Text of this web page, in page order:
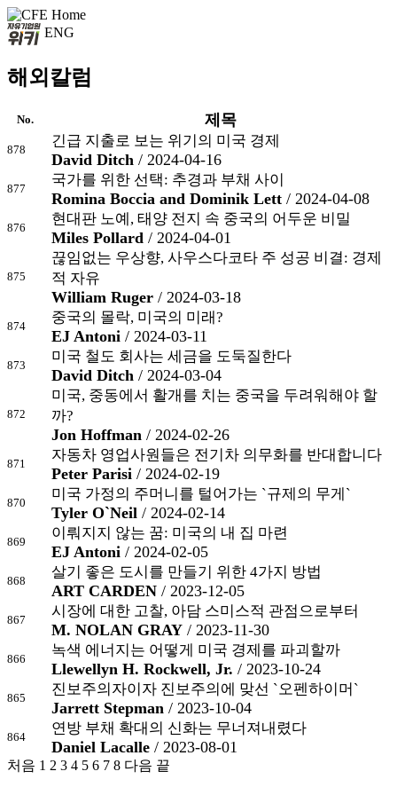
ENG
해외칼럼
No. 제목
878
긴급 지출로 보는 위기의 미국 경제
David Ditch / 2024-04-16
877
국가를 위한 선택: 추경과 부채 사이
Romina Boccia and Dominik Lett / 2024-04-08
876
현대판 노예, 태양 전지 속 중국의 어두운 비밀
Miles Pollard / 2024-04-01
875
끊임없는 우상향, 사우스다코타 주 성공 비결: 경제
적 자유
William Ruger / 2024-03-18
874
중국의 몰락, 미국의 미래?
EJ Antoni / 2024-03-11
873
미국 철도 회사는 세금을 도둑질한다
David Ditch / 2024-03-04
872
미국, 중동에서 활개를 치는 중국을 두려워해야 할
까?
Jon Hoffman / 2024-02-26
871
자동차 영업사원들은 전기차 의무화를 반대합니다
Peter Parisi / 2024-02-19
870
미국 가정의 주머니를 털어가는 `규제의 무게`
Tyler O`Neil / 2024-02-14
869
이뤄지지 않는 꿈: 미국의 내 집 마련
EJ Antoni / 2024-02-05
868
살기 좋은 도시를 만들기 위한 4가지 방법
ART CARDEN / 2023-12-05
867
시장에 대한 고찰, 아담 스미스적 관점으로부터
M. NOLAN GRAY / 2023-11-30
866
녹색 에너지는 어떻게 미국 경제를 파괴할까
Llewellyn H. Rockwell, Jr. / 2023-10-24
865
진보주의자이자 진보주의에 맞선 `오펜하이머`
Jarrett Stepman / 2023-10-04
864
연방 부채 확대의 신화는 무너져내렸다
Daniel Lacalle / 2023-08-01
처음 1 2 3 4 5 6 7 8 다음 끝